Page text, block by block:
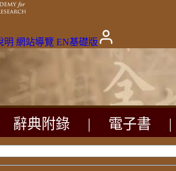
明 網站導覽 EN基礎版
辭典附錄 電子書